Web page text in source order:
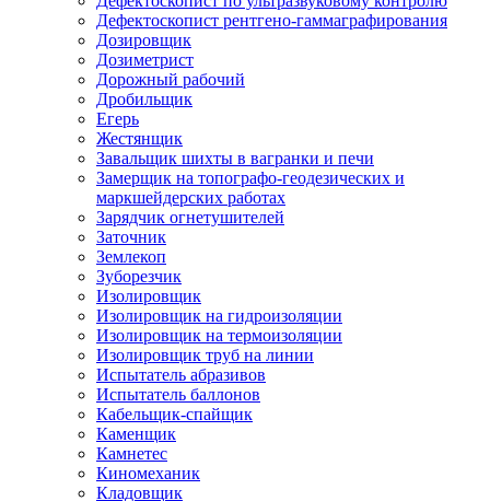
Дефектоскопист рентгено-гаммаграфирования
Дозировщик
Дозиметрист
Дорожный рабочий
Дробильщик
Егерь
Жестянщик
Завальщик шихты в вагранки и печи
Замерщик на топографо-геодезических и
маркшейдерских работах
Зарядчик огнетушителей
Заточник
Землекоп
Зуборезчик
Изолировщик
Изолировщик на гидроизоляции
Изолировщик на термоизоляции
Изолировщик труб на линии
Испытатель абразивов
Испытатель баллонов
Кабельщик-спайщик
Каменщик
Камнетес
Киномеханик
Кладовщик